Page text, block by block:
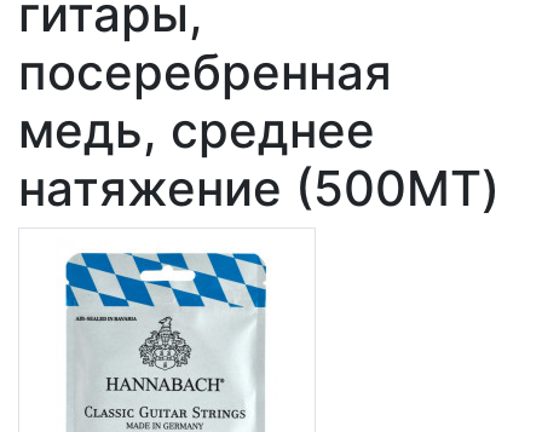
гитары,
посеребренная
медь, среднее
натяжение (500MT)